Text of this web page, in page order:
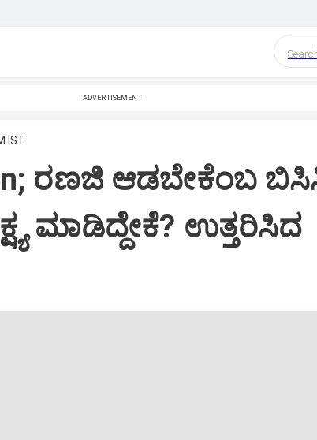
ADVERTISEMENT
IST
ರಣಜಿ ಆಡಬೇಕೆಂಬ
ಮಾಡಿದ್ದೇಕೆ? ಉತ್ತರಿಸಿದ